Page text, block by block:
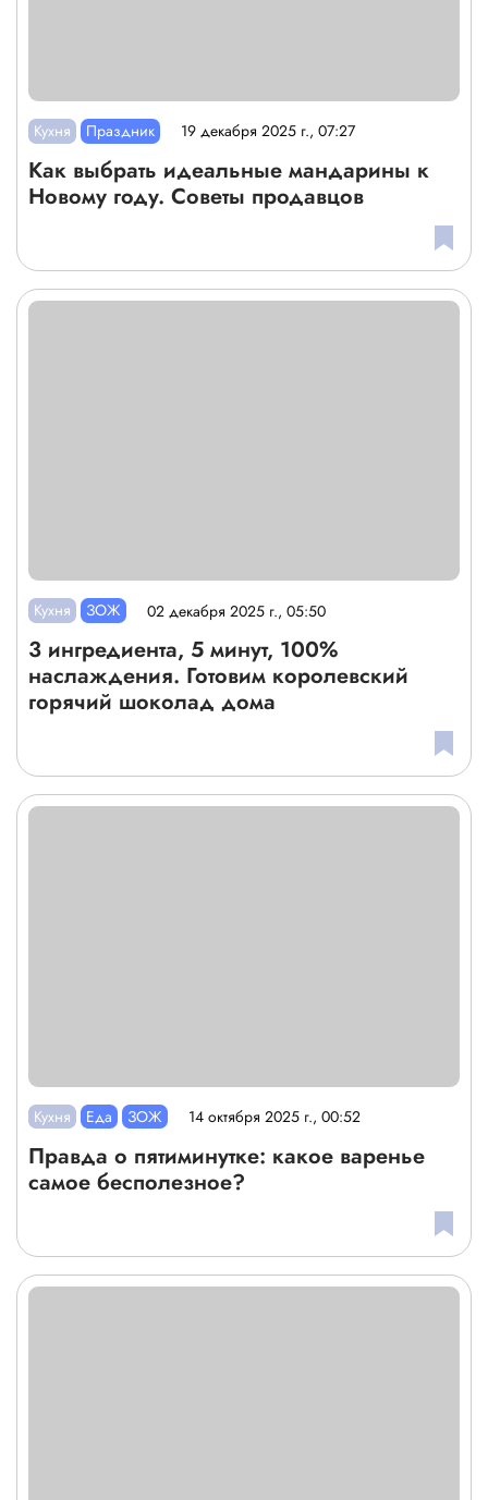
Кухня Праздник 19 декабря 2025 г., 07:27
Как выбрать идеальные мандарины к
Новому году. Советы продавцов
Кухня ЗОЖ 02 декабря 2025 г., 05:50
3 ингредиента, 5 минут, 100%
наслаждения. Готовим королевский
горячий шоколад дома
Кухня Еда ЗОЖ 14 октября 2025 г., 00:52
Правда о пятиминутке: какое варенье
самое бесполезное?